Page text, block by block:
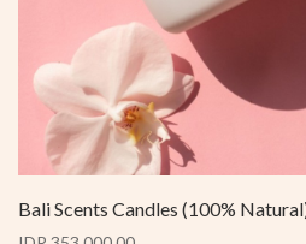
Bali Scents Candles (100%